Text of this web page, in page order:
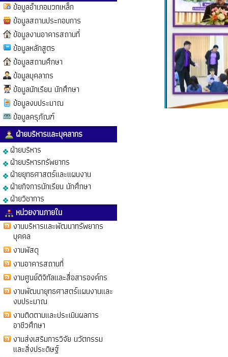
ข้อมูลอำเภอมวกเหล็ก
ข้อมูลสถานประกอบการ
ข้อมูลงานอาคารสถานที่
ข้อมูลหลักสูตร
ข้อมูลสถานศึกษา
ข้อมูลบุคลากร
ข้อมูลนักเรียน นักศึกษา
ข้อมูลงบประมาณ
ข้อมูลครุภัณฑ์
ฝ่ายบริหารและบุคลากร
ฝ่ายบริหาร
ฝ่ายบริหารทรัพยากร
ฝ่ายยุทธศาสตร์และแผนงาน
ฝ่ายกิจการนักเรียน นักศึกษา
ฝ่ายวิชาการ
หน่วยงานภายใน
งานบริหารและพัฒนาทรัพยากร
บุคคล
งานพัสดุ
งานอาคารสถานที่
งานศูนย์ดิจิทัลและสื่อสารองค์กร
งานพัฒนายุทธศาสตร์แผนงานและ
งบประมาณ
งานติดตามและประเมินผลการ
อาชีวศึกษา
งานส่งเสริมการวิจัย นวัตกรรม
และสิ่งประดิษฐ์